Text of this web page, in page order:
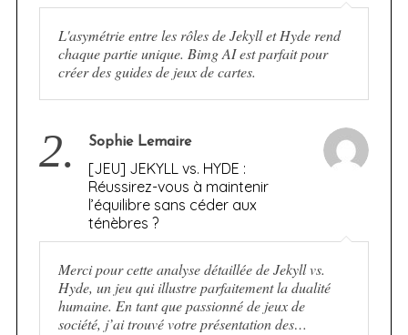
L'asymétrie entre les rôles de Jekyll et Hyde rend
chaque partie unique. Bimg AI est parfait pour
créer des guides de jeux de cartes.
2. Sophie Lemaire
[JEU] JEKYLL vs. HYDE :
Réussirez-vous à maintenir
l’équilibre sans céder aux
ténèbres ?
Merci pour cette analyse détaillée de Jekyll vs.
Hyde, un jeu qui illustre parfaitement la dualité
humaine. En tant que passionné de jeux de
société, j’ai trouvé votre présentation des…